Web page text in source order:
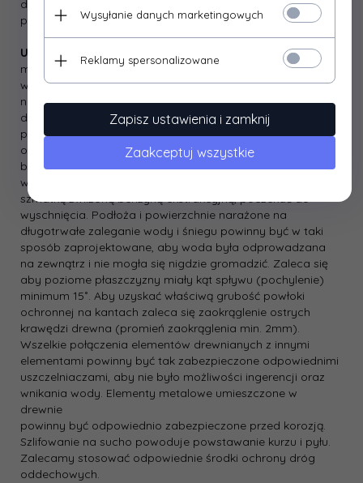
do podłoża należy oczyścić z zanieczyszczeń i zmatowić
papierem ściernym, odpylić.
Uwaga!
Przy wymalowaniach renowacyjnych wykonaj na
małej powierzchni wymalowanie próbne. Jeżeli po
wyschnięciu powstanie niepożądany efekt, stare powłoki
należy całkowicie usunąć i na nowo przygotować podłoże
do malowania. Zaleca się również wypróbowanie
preparatu na niewielkiej powierzchni w celu dobrania
odpowiedniego koloru – kolor końcowy będzie zależał od
barwy początkowej i stanu drewna oraz ilości naniesionych
warstw. Podłoża mocno zażywiczone zaleca się przetrzeć
szmatką zwilżoną benzyną ekstrakcyjną, poczekać do
wyschnięcia. Podłoża i powierzchnie narażone na
długotrwałe zaleganie wody i śniegu powinny być w taki
sposób zaprojektowane, aby woda była odprowadzana
na zewnątrz i nie mogła się nigdzie gromadzić. Zaleca się
aby poziome płaszczyzny miały kąt spływu (pochylenie)
minimum 15˚. Aby uzyskać właściwą grubość powłoki
ochronnej na kantach zaleca się zaokrąglenie ostrych
krawędzi drewna (promień zaokrąglenia min. 2mm).
Wszelkie połączenia elementów drewnianych z innymi
elementami powinny być tak zabezpieczone odpowiednimi
uszczelniaczami, aby nie było możliwości ingerencji oraz
wnikania wody. Elementy metalowe umieszczone w
drewnie
powinny być odpowiednio zabezpieczone przed korozją.
Szlifowanie na sucho powoduje powstawanie kurzu i pyłu.
Zalecamy stosować odpowiednie środki ochrony dróg
oddechowych.
Wysyłanie danych marketingowych
Reklamy spersonalizowane
Zapisz ustawienia i zamknij
Zaakceptuj wszystkie